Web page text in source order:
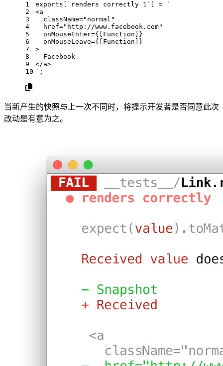
1
2
3
4
5
6
7
8
9
10
exports `renders correctly 1` ] =
`
<a
  className="normal"
  href="http://www.facebook.com"
  onMouseEnter={[Function]}
  onMouseLeave={[Function]}
>
  Facebook
</a>
` ;
当新产生的快照与上一次不同时，将提示开发者是否同意此次
改动是有意为之。